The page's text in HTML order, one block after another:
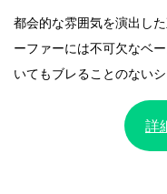
都会的な雰囲気を演出し
ーファーには不可欠なベ
いてもブレることのない
詳